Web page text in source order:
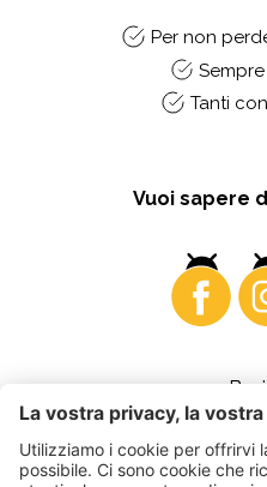
Per non
Tanti
Vuoi sapere